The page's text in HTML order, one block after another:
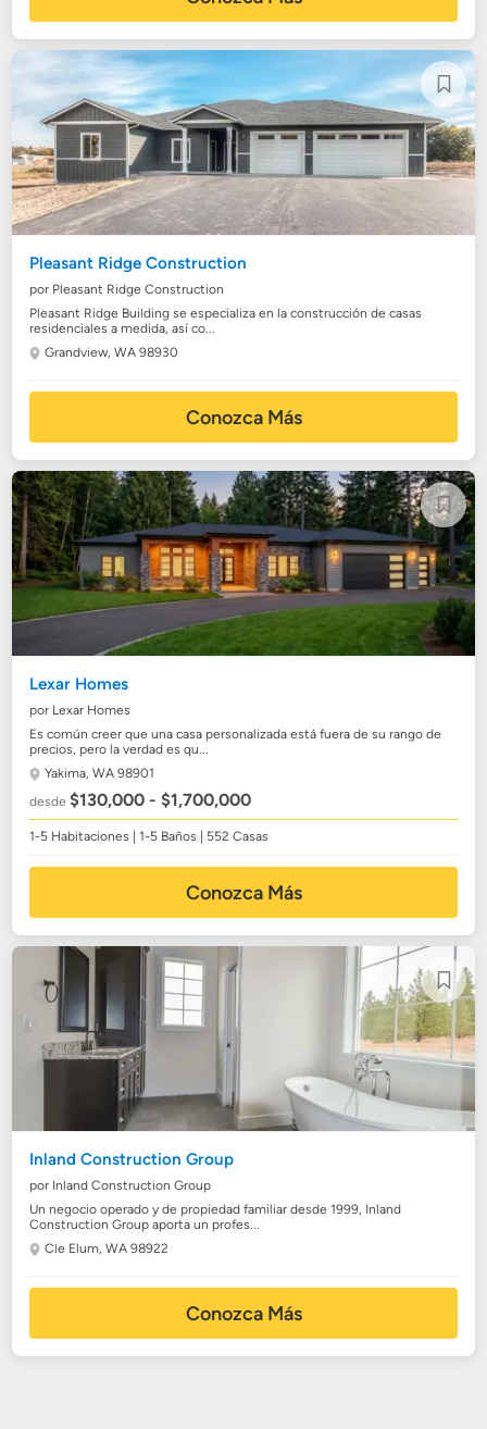
Pleasant Ridge Construction
por Pleasant Ridge Construction
Pleasant Ridge Building se especializa en la construcción de casas
residenciales a medida, así co...
Grandview, WA 98930
Conozca Más
Lexar Homes
por Lexar Homes
Es común creer que una casa personalizada está fuera de su rango de
precios, pero la verdad es qu...
Yakima, WA 98901
desde$130,000 - $1,700,000
1-5 Habitaciones | 1-5 Baños | 552 Casas
Conozca Más
Inland Construction Group
por Inland Construction Group
Un negocio operado y de propiedad familiar desde 1999, Inland
Construction Group aporta un profes...
Cle Elum, WA 98922
Conozca Más